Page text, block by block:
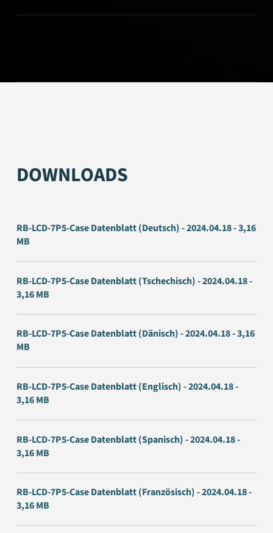
DOWNLOADS
RB-LCD-7P5-Case Datenblatt (Deutsch) - 2024.04.18 - 3,16
MB
RB-LCD-7P5-Case Datenblatt (Tschechisch) - 2024.04.18 -
3,16 MB
RB-LCD-7P5-Case Datenblatt (Dänisch) - 2024.04.18 - 3,16
MB
RB-LCD-7P5-Case Datenblatt (Englisch) - 2024.04.18 -
3,16 MB
RB-LCD-7P5-Case Datenblatt (Spanisch) - 2024.04.18 -
3,16 MB
RB-LCD-7P5-Case Datenblatt (Französisch) - 2024.04.18 -
3,16 MB